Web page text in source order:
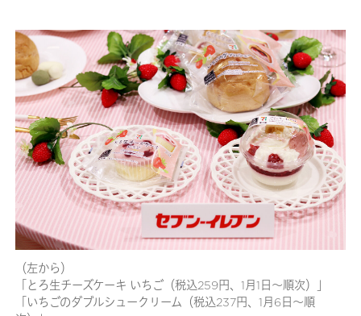
（左から）
「とろ生チーズケーキ いちご（税込259円、1月1日～順次）」
「いちごのダブルシュークリーム（税込237円、1月6日～順